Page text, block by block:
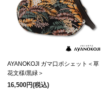
AYANOKOJI ガマ口ポシェット＜草
花文様/黒緑＞
16,500円(税込)